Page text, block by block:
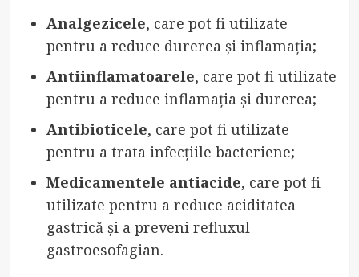
Analgezicele, care pot fi utilizate
pentru a reduce durerea și inflamația;
Antiinflamatoarele, care pot fi utilizate
pentru a reduce inflamația și durerea;
Antibioticele, care pot fi utilizate
pentru a trata infecțiile bacteriene;
Medicamentele antiacide, care pot fi
utilizate pentru a reduce aciditatea
gastrică și a preveni refluxul
gastroesofagian.